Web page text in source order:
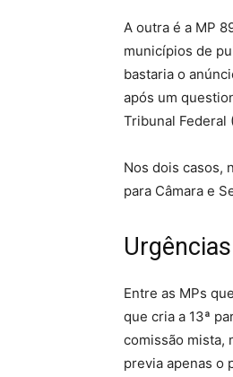
A outra é a MP
municípios de
bastaria o
após um
Tribunal Federal
Nos dois casos,
para Câmara e
Urgências
Entre as MPs
que cria a 13ª
comissão mista,
previa apenas o